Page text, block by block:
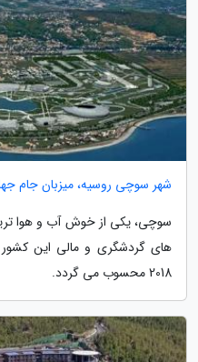
شهر سوچی روسیه، میزبان جام جهانی
سوچی، یکی از خوش آب و هوا
های گردشگری و مالی این
2018 محسوب می گردد.